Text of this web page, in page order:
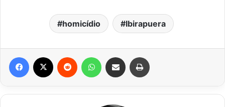
homicídio Ibirapuera
Facebook Reddit WhatsAppCompartilhar via e-mail